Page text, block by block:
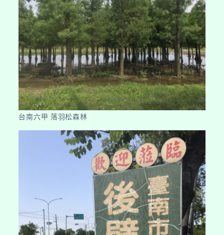
台南六甲 落羽松森林